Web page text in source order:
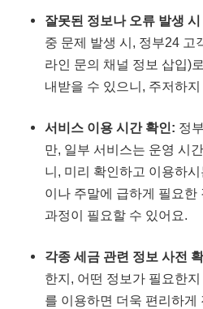
잘못된 정보나 오류 발생
중 문제 발생 시, 정부24 고
라인 문의 채널 정보 삽입)
내받을 수 있으니, 주저하
서비스 이용 시간 확인: 정
만, 일부 서비스는 운영 시
니, 미리 확인하고 이용하
이나 주말에 급하게 필요한
과정이 필요할 수 있어요.
각종 세금 관련 정보 사전
한지, 어떤 정보가 필요한
를 이용하면 더욱 편리하게